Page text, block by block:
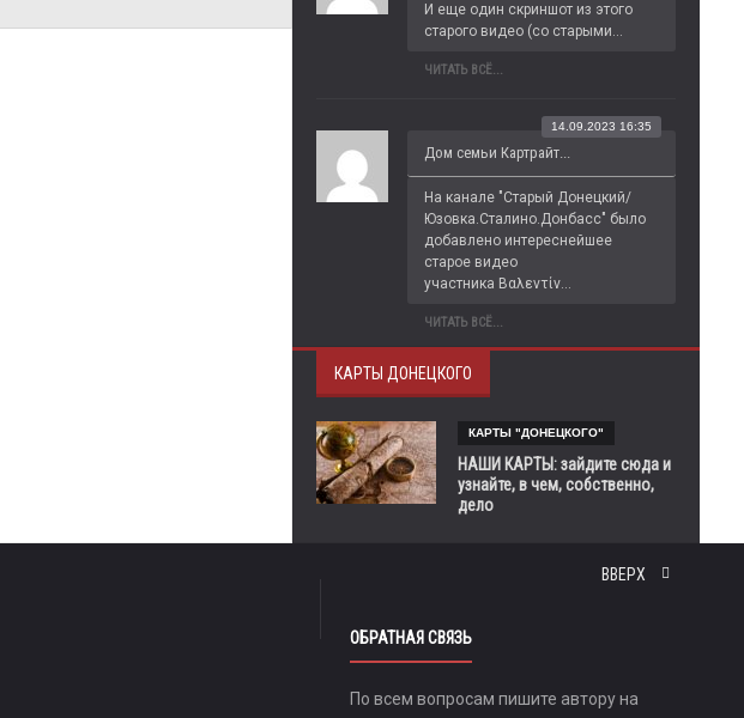
И еще один скриншот из этого
старого видео (со старыми...
ЧИТАТЬ ВСЁ...
Дом семьи Картрайт...
14.09.2023 16:35
На канале "Старый Донецкий/
Юзовка.Сталино.Донбасс" было
добавлено интереснейшее
старое видео
участника Βαλεντίν...
ЧИТАТЬ ВСЁ...
КАРТЫ ДОНЕЦКОГО
КАРТЫ "ДОНЕЦКОГО"
НАШИ КАРТЫ: зайдите сюда и
узнайте, в чем, собственно,
дело
ВВЕРХ
ОБРАТНАЯ СВЯЗЬ
По всем вопросам пишите автору на